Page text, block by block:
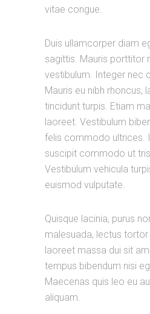
vitae congue.
Duis ullamcorper diam
sagittis. Mauris porttitor
vestibulum. Integer nec
Mauris eu nibh rhoncus,
tincidunt turpis. Etiam
laoreet. Vestibulum
felis commodo ultrices.
suscipit commodo ut
Vestibulum vehicula
euismod vulputate.
Quisque lacinia, purus
malesuada, lectus
laoreet massa dui sit
tempus bibendum nisi
Maecenas quis leo eu
aliquam.